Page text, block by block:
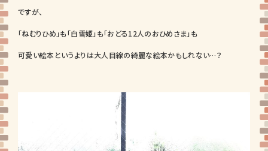
ですが、
「ねむりひめ」も「白雪姫」も「おどる12人のおひめさま」も
可愛い絵本というよりは大人目線の綺麗な絵本かもしれない…？